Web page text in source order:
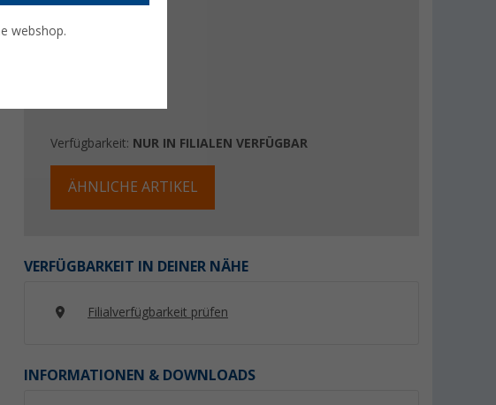
Verfügbarkeit: NUR IN FILIALEN VERFÜGBAR
ÄHNLICHE ARTIKEL
VERFÜGBARKEIT IN DEINER NÄHE
Filialverfügbarkeit prüfen
INFORMATIONEN & DOWNLOADS
webshop.